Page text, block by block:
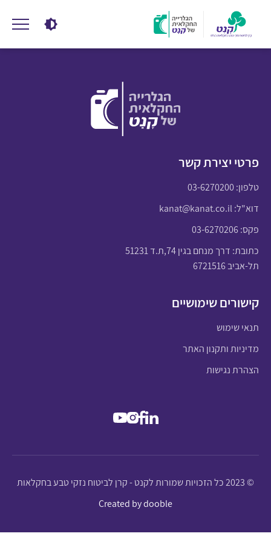
פרטי יצירת קשר
טלפון:03-6270200
דוא"ל:kanat@kanat.co.il
פקס: 03-6270206
כתובת: דרך מנחם בגין 74,ת.ד 51231
תל-אביב 6721516
קישורים שימושיים
תנאי שימוש
מדיניות ותקנון האתר
הצהרת נגישות
© 2023 כל הזכויות שמורות לקנט - קרן לביטוח נזקי טבע בחקלאות
Created by dooble